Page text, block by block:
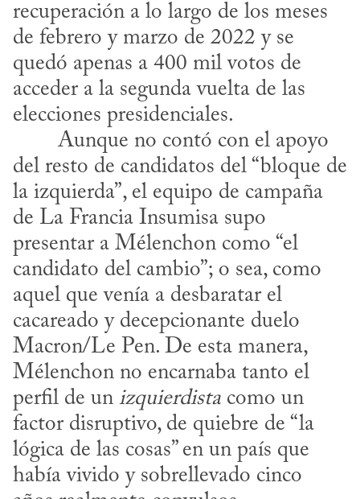
recuperación a lo largo de los meses
de febrero y marzo de 2022 y se
quedó apenas a 400 mil votos de
acceder a la segunda vuelta de las
elecciones presidenciales.
del resto de candidatos del “bloque de
la izquierda”, el equipo de campaña
de La Francia Insumisa supo
presentar a Mélenchon como “el
candidato del cambio”; o sea, como
aquel que venía a desbaratar el
cacareado y decepcionante duelo
Macron/Le Pen. De esta manera,
Mélenchon no encarnaba tanto el
perfil de un izquierdista como un
factor disruptivo, de quiebre de “la
lógica de las cosas” en un país que
había vivido y sobrellevado cinco